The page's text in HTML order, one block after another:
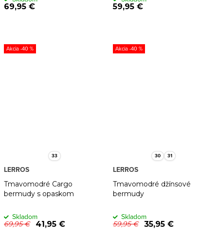
69,95 € 59,95 €
-40 %
33
Tmavomodré Cargo
bermudy s opaskom
LERROS
69,95 € 41,95 €
Skladom
-40 %
30 31
Tmavomodré džínsové
bermudy
LERROS
59,95 € 35,95 €
Skladom